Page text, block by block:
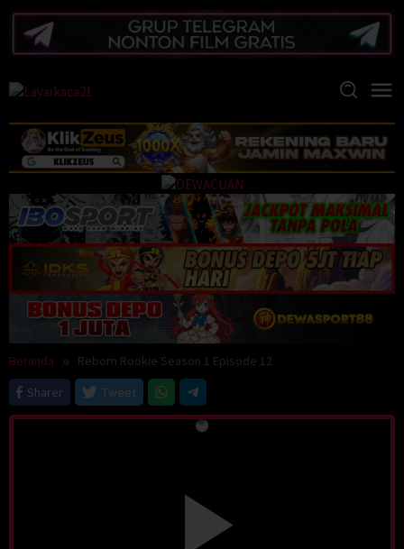
Loncat
konten
Beranda
Reborn Rookie Season 1 Episode 12
Sharer
Tweet